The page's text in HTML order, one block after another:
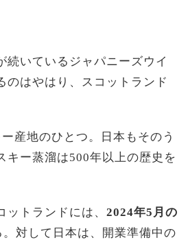
いているジャパニーズウイ
のはやはり、スコットランド
産地のひとつ。日本もそのう
キー蒸溜は500年以上の歴史を
トランドには、 2024年5月の
。対して日本は、開業準備中の